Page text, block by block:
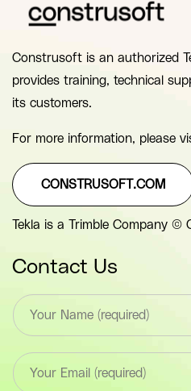
Construsoft is an authorized
provides training, technical
its customers.
For more information, please
CONSTRUSOFT.COM
Tekla is a Trimble Company ©
Contact Us
T
e
x
*
F
E
m